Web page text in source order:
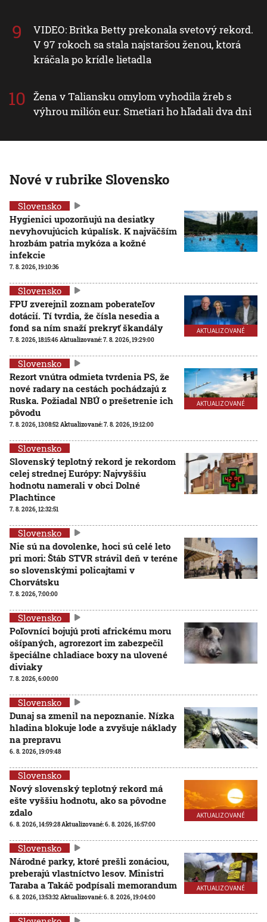
VIDEO: Britka Betty prekonala svetový rekord.
V 97 rokoch sa stala najstaršou ženou, ktorá
kráčala po krídle lietadla
Žena v Taliansku omylom vyhodila žreb s
výhrou milión eur. Smetiari ho hľadali dva dni
Nové v rubrike Slovensko
Slovensko
Hygienici upozorňujú na desiatky
nevyhovujúcich kúpalísk. K najväčším
hrozbám patria mykóza a kožné
infekcie
7. 8. 2026, 19:10:36
AKTUALIZOVANÉ
Slovensko
FPU zverejnil zoznam poberateľov
dotácií. Tí tvrdia, že čísla nesedia a
fond sa ním snaží prekryť škandály
7. 8. 2026, 18:15:46Aktualizované:7. 8. 2026, 19:29:00
AKTUALIZOVANÉ
Slovensko
Rezort vnútra odmieta tvrdenia PS, že
nové radary na cestách pochádzajú z
Ruska. Požiadal NBÚ o prešetrenie ich
pôvodu
7. 8. 2026, 13:08:52Aktualizované:7. 8. 2026, 19:12:00
Slovensko
Slovenský teplotný rekord je rekordom
celej strednej Európy: Najvyššiu
hodnotu namerali v obci Dolné
Plachtince
7. 8. 2026, 12:32:51
Slovensko
Nie sú na dovolenke, hoci sú celé leto
pri mori: Štáb STVR strávil deň v teréne
so slovenskými policajtami v
Chorvátsku
7. 8. 2026, 7:00:00
Slovensko
Poľovníci bojujú proti africkému moru
ošípaných, agrorezort im zabezpečil
špeciálne chladiace boxy na ulovené
diviaky
7. 8. 2026, 6:00:00
Slovensko
Dunaj sa zmenil na nepoznanie. Nízka
hladina blokuje lode a zvyšuje náklady
na prepravu
6. 8. 2026, 19:09:48
AKTUALIZOVANÉ
Slovensko
Nový slovenský teplotný rekord má
ešte vyššiu hodnotu, ako sa pôvodne
zdalo
6. 8. 2026, 14:59:28Aktualizované:6. 8. 2026, 16:57:00
AKTUALIZOVANÉ
Slovensko
Národné parky, ktoré prešli zonáciou,
preberajú vlastníctvo lesov. Ministri
Taraba a Takáč podpísali memorandum
6. 8. 2026, 13:53:32Aktualizované:6. 8. 2026, 19:04:00